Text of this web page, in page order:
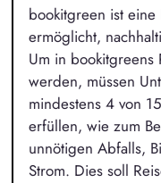
bookitgreen ist
ermöglicht,
Um in bookitgreens
werden, müssen
mindestens 4 von
erfüllen, wie zum
unnötigen Abfalls,
Strom. Dies soll